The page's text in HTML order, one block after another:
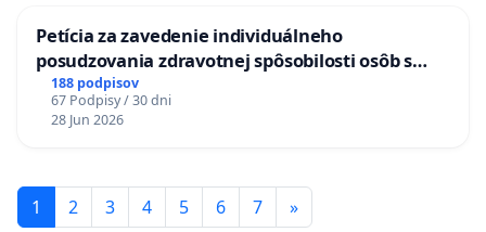
Petícia za zavedenie individuálneho
posudzovania zdravotnej spôsobilosti osôb s
diabetom 1. a 2. typu pri prijímaní do
Policajného zboru SR
188 podpisov
67 Podpisy / 30 dni
28 Jun 2026
1 2 3 4 5 6 7 »